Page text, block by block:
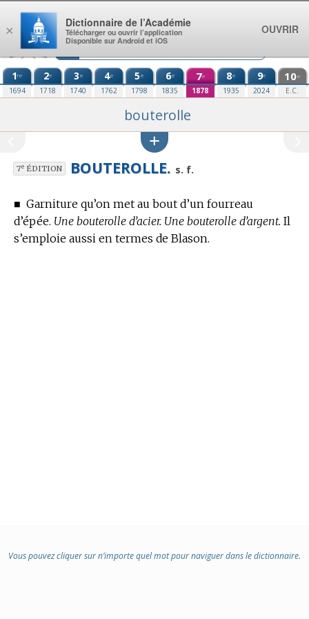
Aller au contenu
1re
1694
2e
1718
3e
1740
4e
1762
5e
1798
6e
1835
7e
1878
8e
1935
9e
2024
10e
E.C.
bouterolle
7eÉDITION BOUTEROLLE. s. f.
■ Garniture qu’on met au bout d’un fourreau
d’épée. Une bouterolle d’acier. Une bouterolle d’argent. Il
s’emploie aussi en termes de Blason.
Vous pouvez cliquer sur n’importe quel mot pour naviguer dans le dictionnaire.
×
Dictionnaire de l’Académie
Télécharger ou ouvrir l’application
Disponible sur Android et iOS
OUVRIR